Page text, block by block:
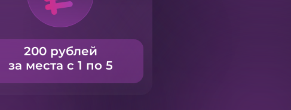
200 рублей
за места с 1 по 5